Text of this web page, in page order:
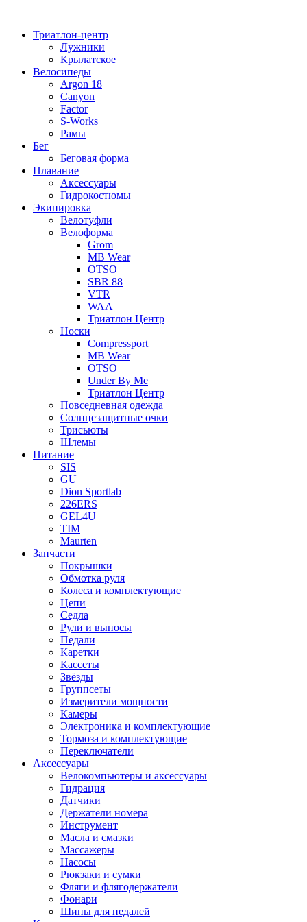
содержимому
Триатлон-центр
Лужники
Крылатское
Велосипеды
Argon 18
Canyon
Factor
S-Works
Рамы
Бег
Беговая форма
Плавание
Аксессуары
Гидрокостюмы
Экипировка
Велотуфли
Велоформа
Grom
MB Wear
OTSO
SBR 88
VTR
WAA
Триатлон Центр
Носки
Compressport
MB Wear
OTSO
Under By Me
Триатлон Центр
Повседневная одежда
Солнцезащитные очки
Трисьюты
Шлемы
Питание
SIS
GU
Dion Sportlab
226ERS
GEL4U
TIM
Maurten
Запчасти
Покрышки
Обмотка руля
Колеса и комплектующие
Цепи
Седла
Рули и выносы
Педали
Каретки
Кассеты
Звёзды
Группсеты
Измерители мощности
Камеры
Электроника и комплектующие
Тормоза и комплектующие
Переключатели
Аксессуары
Велокомпьютеры и аксессуары
Гидрация
Датчики
Держатели номера
Инструмент
Масла и смазки
Массажеры
Насосы
Рюкзаки и сумки
Фляги и флягодержатели
Фонари
Шипы для педалей